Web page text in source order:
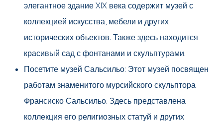
элегантное здание XIX века содержит музей с
коллекцией искусства, мебели и других
исторических объектов. Также здесь находится
красивый сад с фонтанами и скульптурами.
Посетите музей Сальсильо: Этот музей посвящен
работам знаменитого мурсийского скульптора
Франсиско Сальсильо. Здесь представлена
коллекция его религиозных статуй и других